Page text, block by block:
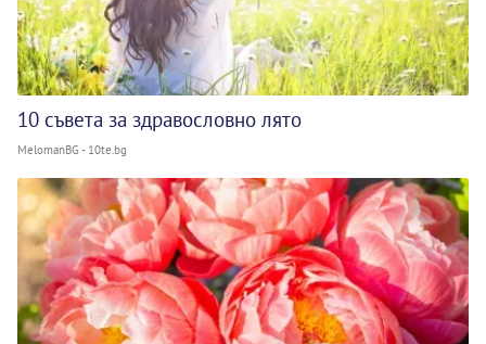
10 съвета за здравословно лято
MelomanBG - 10te.bg